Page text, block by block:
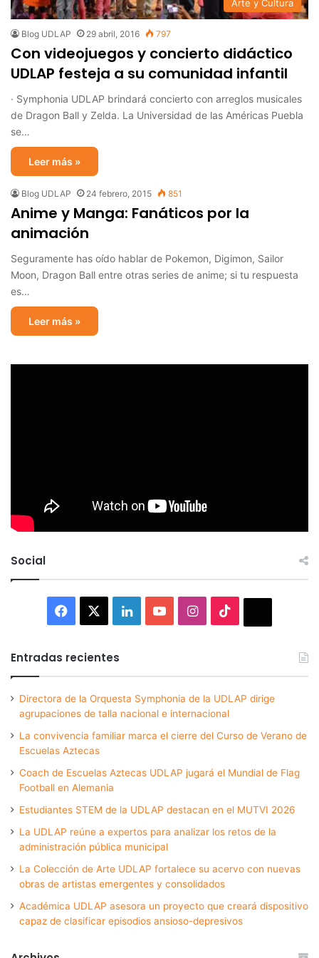
Arte y Cultura
Blog UDLAP 29 abril, 2016 797
Con videojuegos y concierto didáctico
UDLAP festeja a su comunidad infantil
· Symphonia UDLAP brindará concierto con arreglos musicales
de Dragon Ball y Zelda. La Universidad de las Américas Puebla
se…
Leer más »
Blog UDLAP 24 febrero, 2015 851
Anime y Manga: Fanáticos por la
animación
Seguramente has oído hablar de Pokemon, Digimon, Sailor
Moon, Dragon Ball entre otras series de anime; si tu respuesta
es…
Leer más »
Social
Facebook LinkedInYouTubeInstagram
Entradas recientes
Directora de la Orquesta Symphonia de la UDLAP dirige
agrupaciones de talla nacional e internacional
La convivencia familiar marca el cierre del Curso de Verano de
Escuelas Aztecas
Coach de Escuelas Aztecas UDLAP jugará el Mundial de Flag
Football en Alemania
Estudiantes STEM de la UDLAP destacan en el MUTVI 2026
La UDLAP reúne a expertos para analizar los retos de la
administración pública municipal
La Colección de Arte UDLAP fortalece su acervo con nuevas
obras de artistas emergentes y consolidados
Académica UDLAP asesora un proyecto que creará dispositivo
capaz de clasificar episodios ansioso-depresivos